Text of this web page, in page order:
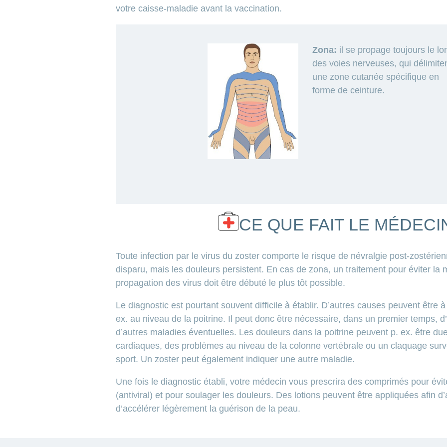
votre caisse-maladie avant la vaccination.
Zona: il se propage toujours le
des voies nerveuses, qui
une zone cutanée spécifique en
forme de ceinture.
CE QUE FAIT LE
Toute infection par le virus du zoster comporte le risque de névralgie post-
disparu, mais les douleurs persistent. En cas de zona, un traitement pour éviter la
propagation des virus doit être débuté le plus tôt possible.
Le diagnostic est pourtant souvent difficile à établir. D’autres causes peuvent être
ex. au niveau de la poitrine. Il peut donc être nécessaire, dans un premier temps,
d’autres maladies éventuelles. Les douleurs dans la poitrine peuvent p. ex. être
cardiaques, des problèmes au niveau de la colonne vertébrale ou un claquage
sport. Un zoster peut également indiquer une autre maladie.
Une fois le diagnostic établi, votre médecin vous prescrira des comprimés pour
(antiviral) et pour soulager les douleurs. Des lotions peuvent être appliquées afin
d’accélérer légèrement la guérison de la peau.